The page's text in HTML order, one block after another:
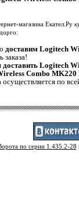
магазина Екател.Ру
доставим Logitech
заказа!
доставить Logitech
Combo MK220
по
по серии 1.435.2-28